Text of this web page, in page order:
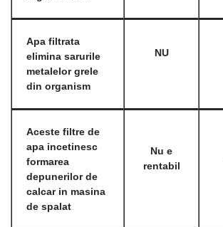
Apa filtrata
elimina sarurile
metalelor grele
din organism
NU
Aceste filtre de
apa incetinesc
formarea
depunerilor de
calcar in masina
de spalat
Nu e
rentabil